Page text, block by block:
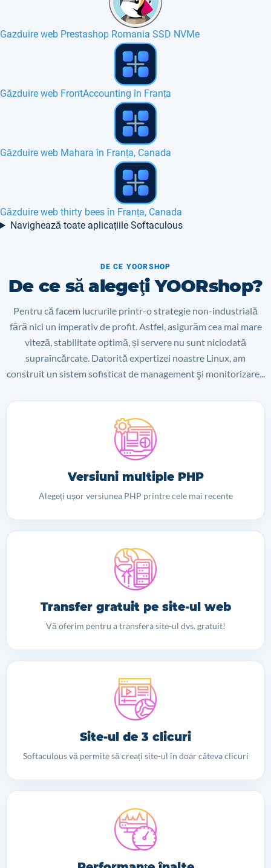
Gazduire web Prestashop Romania SSD NVMe
Găzduire web Etano în Franța, Belgia, Europa
Găzduire web SSD NVMe în Polonia
Găzduire web PHP QR Code în Franța
Navighează toate aplicațiile Softaculous
DE CE YOORSHOP
De ce să alegeţi YOORshop?
Pentru că facem lucrurile printr-o strategie non-industrială
fără nici un imperativ de profit. Astfel, asigurăm cea mai mare
viteză, stabilitate optimă, și servere nu sunt niciodată
supraîncărcate. Datorită expertizei noastre Linux, am
construit un sistem sofisticat de management şi monitorizare...
Versiuni multiple PHP
Alegeți ușor versiunea PHP printre cele mai recente
Transfer gratuit pe site-ul web
Vă oferim pentru a transfera site-ul dvs. gratuit!
Site-ul de 3 clicuri
Softaculous vă permite să creați site-ul în doar câteva clicuri